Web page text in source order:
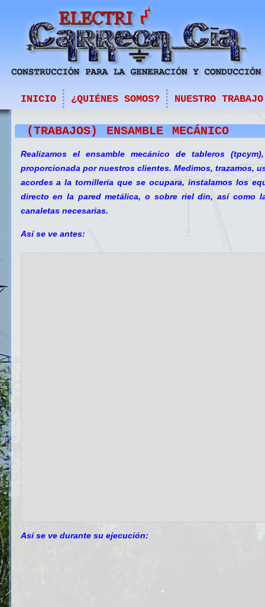
INICIO ¿QUIÉNES SOMOS?
NUESTRO TRABAJO
(TRABAJOS) ENSAMBLE MECÁNICO
Realizamos el ensamble mecánico de tableros
proporcionada por nuestros clientes. Medimos, trazamos,
acordes a la tornillería que se ocupara, instalamos los
directo en la pared metálica, o sobre riel din, así como
canaletas necesarias.
Así se ve antes:
Así se ve durante su ejecución: